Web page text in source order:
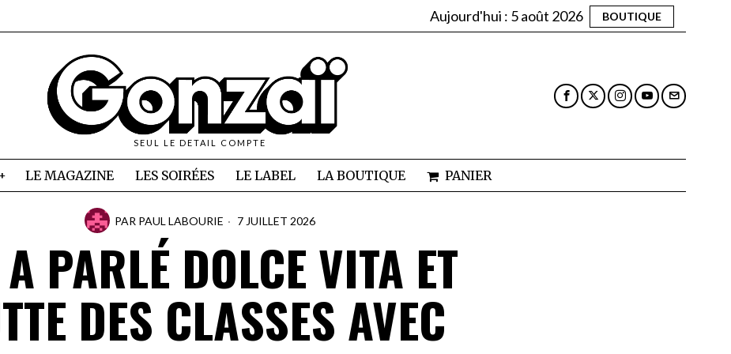
Aujourd'hui : 5 août 2026 BOUTIQUE
SEUL LE DETAIL COMPTE
LE MAGAZINE LES SOIRÉES LE LABEL LA BOUTIQUE PANIER
PAR PAUL LABOURIE 7 JUILLET 2026
PARLÉ DOLCE VITA ET
DES CLASSES AVEC